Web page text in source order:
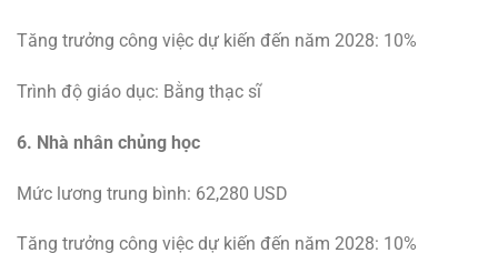
Tăng trưởng công việc dự kiến ​​đến năm 2028: 10%
Trình độ giáo dục: Bằng thạc sĩ
6. Nhà nhân chủng học
Mức lương trung bình: 62,280 USD
Tăng trưởng công việc dự kiến ​​đến năm 2028: 10%